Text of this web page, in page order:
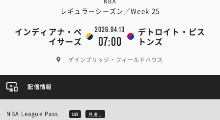
レギュラーシーズン／Week 25
インディアナ・ペ
イサーズ
2026.04.13
07:00
デトロイト・ピス
トンズ
ゲインブリッジ・フィールドハウス
配信情報
NBA League Pass LIVE 見逃し